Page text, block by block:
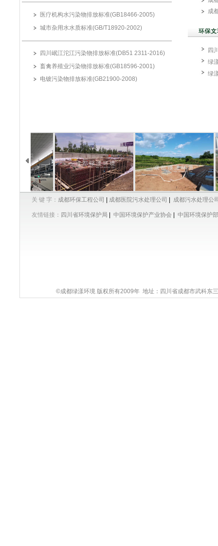
医疗机构水污染物排放标准(GB18466-2005)
城市杂用水水质标准(GB/T18920-2002)
四川岷江沱江污染物排放标准(DB51 2311-2016)
畜禽养殖业污染物排放标准(GB18596-2001)
电镀污染物排放标准(GB21900-2008)
成
四
绿
绿
关 键 字： 成都环保工程公司 成都医院污水处理公司 成都污水处理公
友情链接： 四川省环境保护局 中国环境保护产业协会 中国环境保护部
©成都绿漾环境 版权所有2009年 地址：四川省成都市武科